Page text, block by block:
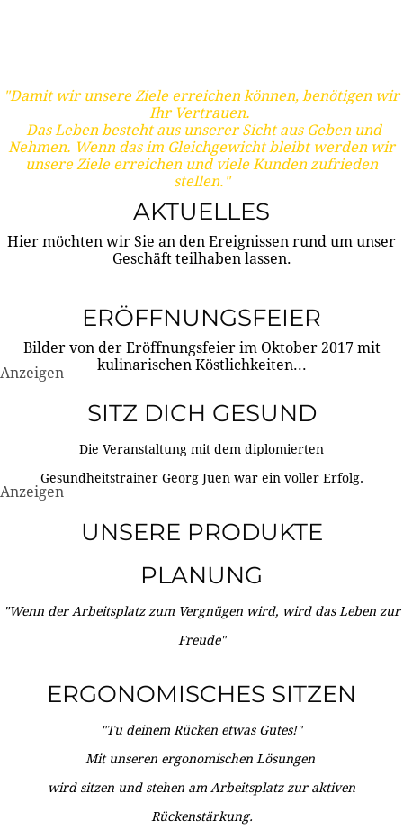
"Damit wir unsere Ziele erreichen können, benötigen wir
Ihr Vertrauen.
Das Leben besteht aus unserer Sicht aus Geben und
Nehmen. Wenn das im Gleichgewicht bleibt werden wir
unsere Ziele erreichen und viele Kunden zufrieden
stellen."
AKTUELLES
Hier möchten wir Sie an den Ereignissen rund um unser
Geschäft teilhaben lassen.
ERÖFFNUNGSFEIER
Bilder von der Eröffnungsfeier im Oktober 2017 mit
kulinarischen Köstlichkeiten...
Anzeigen
SITZ DICH GESUND
Die Veranstaltung mit dem diplomierten
Gesundheitstrainer Georg Juen war ein voller Erfolg.
Anzeigen
UNSERE PRODUKTE
PLANUNG
"Wenn der Arbeitsplatz zum Vergnügen wird, wird das Leben zur
Freude"
ERGONOMISCHES SITZEN
"Tu deinem Rücken etwas Gutes!"
Mit unseren ergonomischen Lösungen
wird sitzen und stehen am Arbeitsplatz zur aktiven
Rückenstärkung.